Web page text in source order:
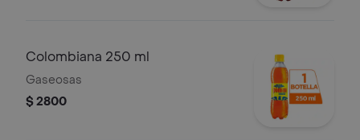
Colombiana 250 ml
Gaseosas
$ 2800